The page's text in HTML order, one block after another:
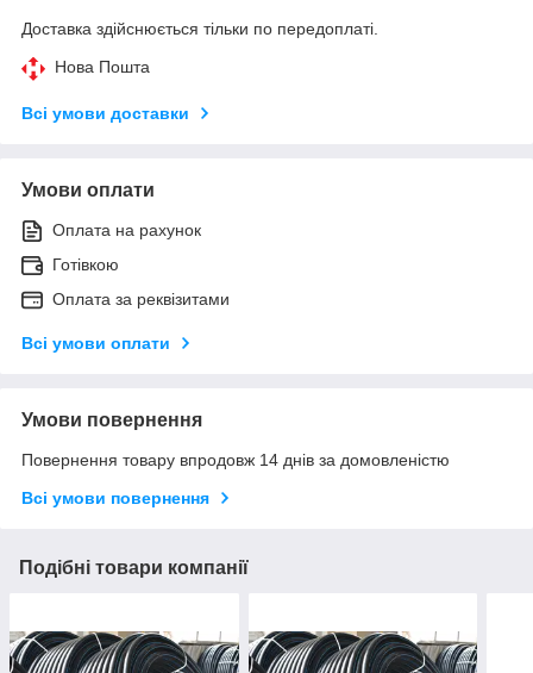
Доставка здійснюється тільки по передоплаті.
Нова Пошта
Всі умови доставки
Умови оплати
Оплата на рахунок
Готівкою
Оплата за реквізитами
Всі умови оплати
Умови повернення
Повернення товару впродовж 14 днів за домовленістю
Всі умови повернення
Подібні товари компанії